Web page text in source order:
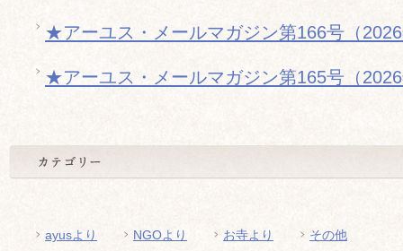
★アーユス・メールマガジン第166号（
★アーユス・メールマガジン第165号（
ayusより NGOより お寺より その他